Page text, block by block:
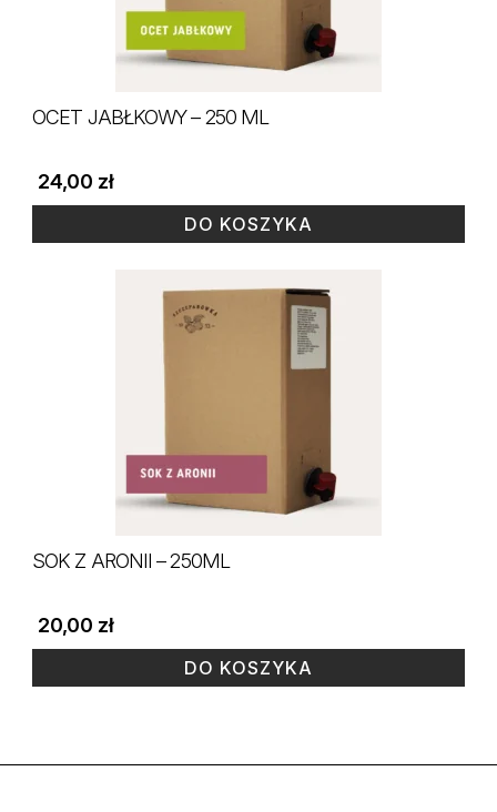
OCET JABŁKOWY – 250 ML
24,00 zł
DO KOSZYKA
SOK Z ARONII – 250ML
20,00 zł
DO KOSZYKA